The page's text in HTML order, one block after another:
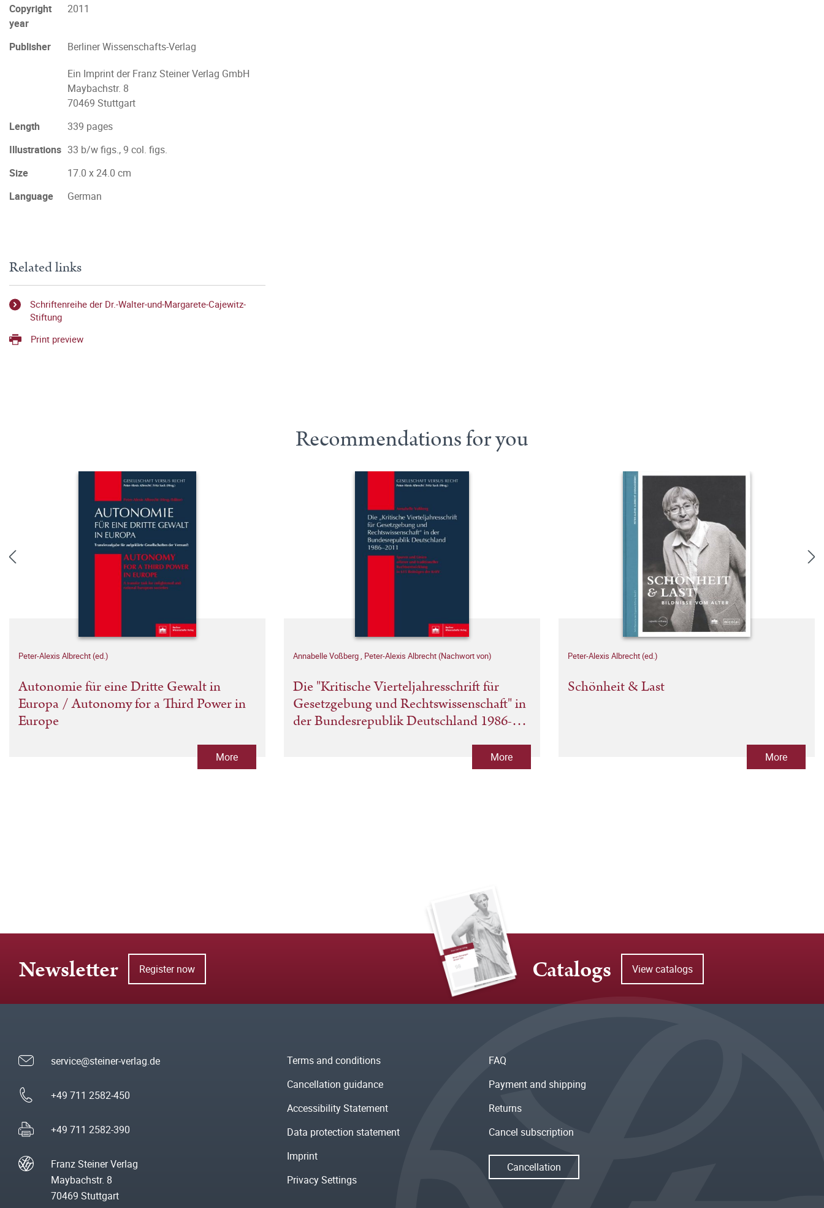
Copyright
year
2011
Publisher
Berliner Wissenschafts-Verlag
Ein Imprint der Franz Steiner Verlag GmbH
Maybachstr. 8
70469 Stuttgart
Length
339 pages
Illustrations 33 b/w figs., 9 col. figs.
Size
17.0 x 24.0 cm
Language
German
Related links
Schriftenreihe der Dr.-Walter-und-Margarete-Cajewitz-
Stiftung
Print preview
Recommendations for you
Peter-Alexis Albrecht (ed.)
Autonomie für eine Dritte Gewalt in
Europa / Autonomy for a Third Power in
Europe
More
Annabelle Voßberg, Peter-Alexis Albrecht (Nachwort von)
Die "Kritische Vierteljahresschrift für
Gesetzgebung und Rechtswissenschaft" in
der Bundesrepublik Deutschland 1986-
More
Peter-Alexis Albrecht (ed.)
Schönheit & Last
More
Newsletter Register now Catalogs View catalogs
service@steiner-verlag.de
+49 711 2582-450
+49 711 2582-390
Franz Steiner Verlag
Maybachstr. 8
70469 Stuttgart
Terms and conditions
Cancellation guidance
Accessibility Statement
Data protection statement
Imprint
Privacy Settings
FAQ
Payment and shipping
Returns
Cancel subscription
Cancellation